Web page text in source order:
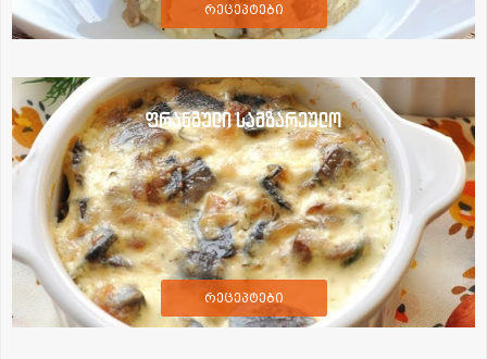
რეცეპტები
ფრანგული სამზარეულო
რეცეპტები